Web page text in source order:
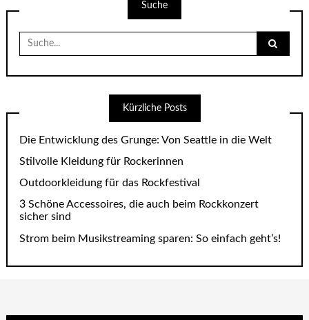
Beiträge
Suche
Suche
nach:
Kürzliche Posts
Die Entwicklung des Grunge: Von Seattle in die Welt
Stilvolle Kleidung für Rockerinnen
Outdoorkleidung für das Rockfestival
3 Schöne Accessoires, die auch beim Rockkonzert
sicher sind
Strom beim Musikstreaming sparen: So einfach geht’s!